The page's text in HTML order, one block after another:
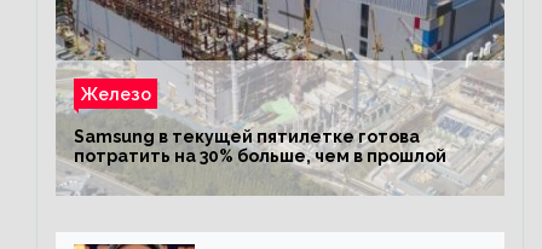
Железо
Samsung в текущей пятилетке готова
потратить на 30% больше, чем в прошлой